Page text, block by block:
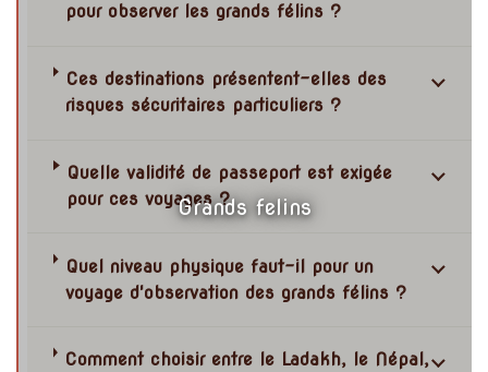
Grands felins
pour observer les grands félins ?
Ces destinations présentent-elles des
risques sécuritaires particuliers ?
Quelle validité de passeport est exigée
pour ces voyages ?
Quel niveau physique faut-il pour un
voyage d'observation des grands félins ?
Comment choisir entre le Ladakh, le Népal,